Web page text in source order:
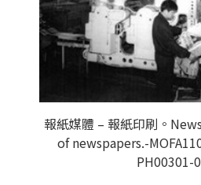
報紙媒體 – 報紙印刷。
of newspapers.-
PH00301-